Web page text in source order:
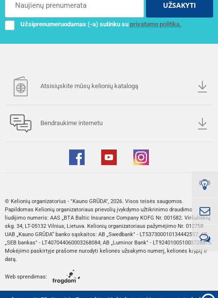
UŽSAKYTI
Užsiprenumeruodamas (-a) sutinku su privatumo politika.
Atsisiųskite mūsų kelionių katalogą
Bendraukime internetu
© Kelionių organizatorius - "Kauno GRŪDA", 2026. Visos teisės saugomos.
Papildomas Kelionių organizatoriaus prievolių įvykdymo užtikrinimo draudimo
liudijimo numeris: AAS „BTA Baltic Insurance Company KOFG Nr. 001582. Viršuliškių
skg. 34, LT-05132 Vilnius, Lietuva. Kelionių organizatoriaus pažymėjimo Nr. 012758
UAB „Kauno GRŪDA“ banko sąskaitos: AB „Swedbank" - LT537300010134442557; AB
„SEB bankas" - LT407044060003268084; AB „Luminor Bank" - LT924010051003728875.
Mokėjimo paskirtyje prašome nurodyti kelionės užsakymo numerį, kelionės kryptį ir
datą.
Web sprendimas: